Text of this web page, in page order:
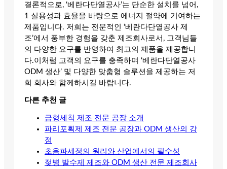
결론적으로, ‘베란다단열공사’는 단순한 설치를 넘어,
1 실용성과 효율을 바탕으로 에너지 절약에 기여하는
제품입니다. 저희는 전문적인 ‘베란다단열공사 제
조’에서 풍부한 경험을 갖춘 제조회사로서, 고객님들
의 다양한 요구를 반영하여 최고의 제품을 제공합니
다.이처럼 고객의 요구를 충족하며 ‘베란다단열공사
ODM 생산’ 및 다양한 맞춤형 솔루션을 제공하는 저
희 회사와 함께하시길 바랍니다.
다른 추천 글
금형세척 제조 전문 공장 소개
파리포획제 제조 전문 공장과 ODM 생산의 강
점
초음파세정의 원리와 산업에서의 필수성
젖병 발수제 제조와 ODM 생산 전문 제조회사